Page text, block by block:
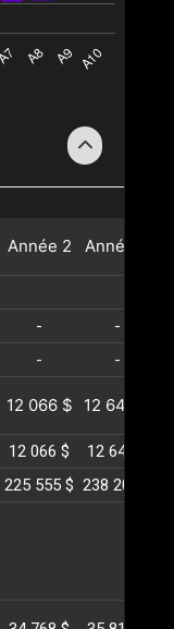
Année 2 Année
-
-
-
-
12 066 $ 12 646 $
12 066 $ 12 646 $
225 555 $ 238 202 $